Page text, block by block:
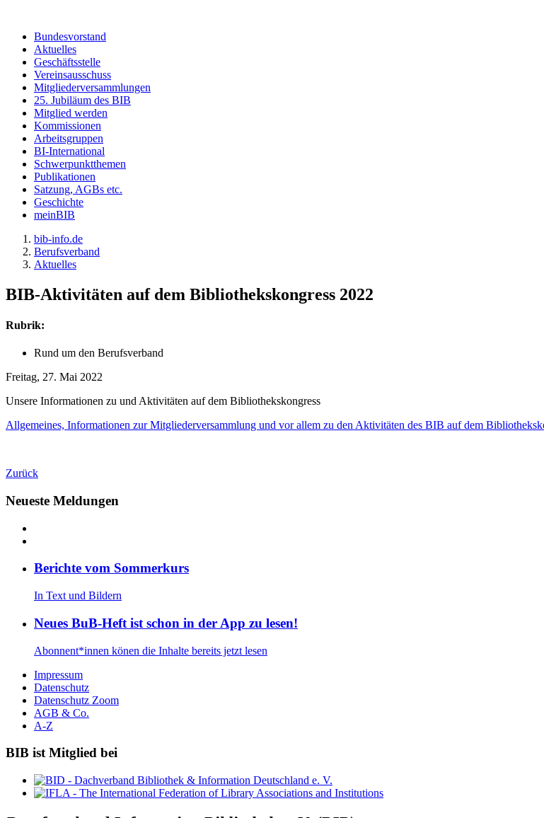
Bundesvorstand
Aktuelles
Geschäftsstelle
Vereinsausschuss
Mitgliederversammlungen
25. Jubiläum des BIB
Mitglied werden
Kommissionen
Arbeitsgruppen
BI-International
Schwerpunktthemen
Publikationen
Satzung, AGBs etc.
Geschichte
meinBIB
bib-info.de
Berufsverband
Aktuelles
BIB-Aktivitäten auf dem Bibliothekskongress 2022
Rubrik:
Rund um den Berufsverband
Freitag, 27. Mai 2022
Unsere Informationen zu und Aktivitäten auf dem Bibliothekskongress
Allgemeines, Informationen zur Mitgliederversammlung und vor allem zu den Aktivitäten des BIB auf dem
Zurück
Neueste Meldungen
Be­rich­te vom Som­mer­kurs
In Text und Bil­dern
Neu­es BuB-Heft ist schon in der App zu le­sen!
Abon­nent*in­nen kö­nen die In­hal­te be­reits jetzt le­sen
Impressum
Datenschutz
Datenschutz Zoom
AGB & Co.
A-Z
BIB ist Mitglied bei